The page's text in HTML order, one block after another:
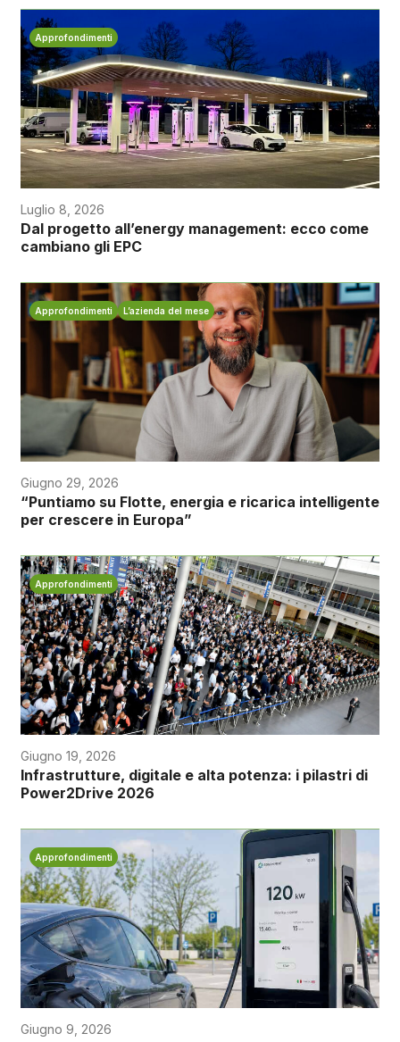
Approfondimenti
Luglio 8, 2026
Dal progetto all’energy management: ecco come
cambiano gli EPC
Approfondimenti L’azienda del mese
Giugno 29, 2026
“Puntiamo su Flotte, energia e ricarica intelligente
per crescere in Europa”
Approfondimenti
Giugno 19, 2026
Infrastrutture, digitale e alta potenza: i pilastri di
Power2Drive 2026
Approfondimenti
Giugno 9, 2026